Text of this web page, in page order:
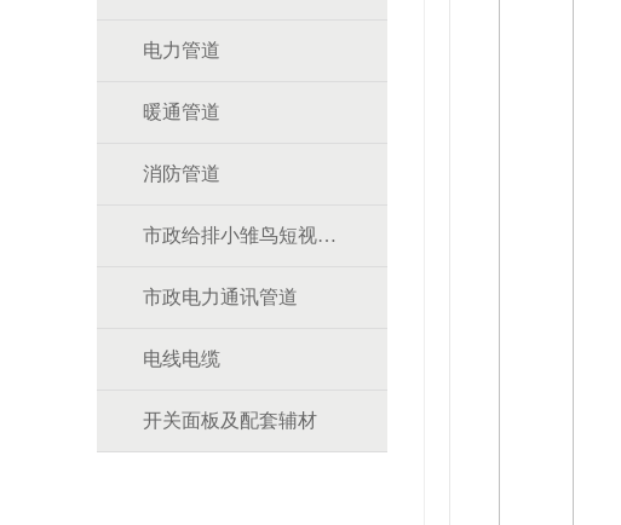
电力管道
暖通管道
消防管道
市政给排小雏鸟短视频道
市政电力通讯管道
电线电缆
开关面板及配套辅材